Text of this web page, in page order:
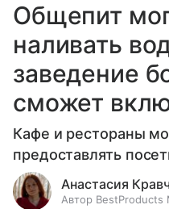
Общепит
наливать
заведение
сможет
Кафе и рестораны
предоставлять
Анастасия
Автор BestProducts